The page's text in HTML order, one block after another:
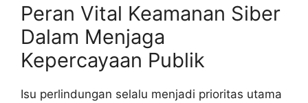
Peran Vital Keamanan Siber
Dalam Menjaga
Kepercayaan Publik
Isu perlindungan selalu menjadi prioritas utama